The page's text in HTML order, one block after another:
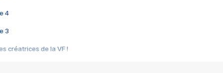
4
3
créatrices de la VF !